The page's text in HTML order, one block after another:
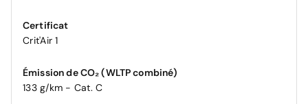
Certificat
Crit'Air 1
Émission de CO₂ (WLTP combiné)
133 g/km - Cat. C